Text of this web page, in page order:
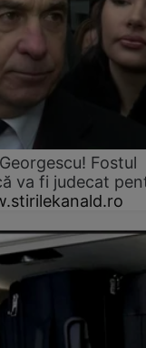
Fostul
va fi judecat